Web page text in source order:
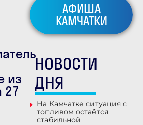
из
27
АФИША
КАМЧАТКИ
НОВОСТИ
ДНЯ
На Камчатке ситуация с
топливом остаётся
стабильной